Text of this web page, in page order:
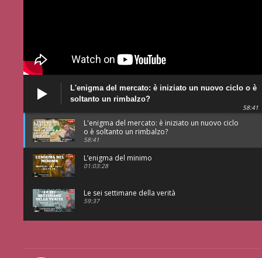
L'enigma del mercato: è iniziato un nuovo ciclo o è
soltanto un rimbalzo?
58:41
L'enigma del mercato: è iniziato un nuovo ciclo
o è soltanto un rimbalzo?
58:41
L’enigma del minimo
01:03:28
Le sei settimane della verità
59:37